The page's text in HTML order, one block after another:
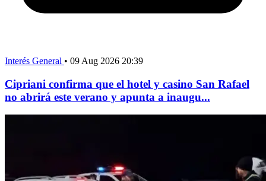
Interés General • 09 Aug 2026 20:39
Cipriani confirma que el hotel y casino San Rafael
no abrirá este verano y apunta a inaugu...